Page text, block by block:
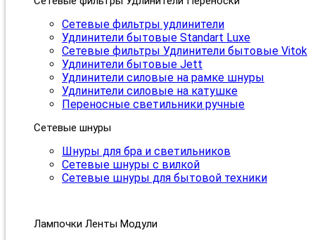
Сетевые фильтры удлинители
Удлинители бытовые Standart Luxe
Сетевые фильтры Удлинители бытовые Vitok
Удлинители бытовые Jett
Удлинители силовые на рамке шнуры
Удлинители силовые на катушке
Переносные светильники ручные
Сетевые шнуры
Шнуры для бра и светильников
Сетевые шнуры с вилкой
Сетевые шнуры для бытовой техники
Лампочки Ленты Модули